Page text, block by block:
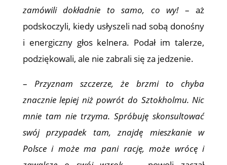
zamówili dokładnie to samo, co wy!– aż
podskoczyli, kiedy usłyszeli nad sobą donośny
i energiczny głos kelnera. Podał im talerze,
podziękowali, ale nie zabrali się za jedzenie.
–Przyznam szczerze, że brzmi to chyba
znacznie lepiej niż powrót do Sztokholmu. Nic
mnie tam nie trzyma. Spróbuję skonsultować
swój przypadek tam, znajdę mieszkanie w
Polsce i może ma pani rację, może wrócę i